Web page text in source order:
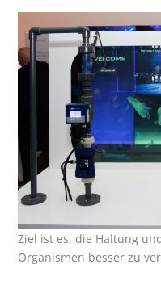
Ziel ist es, die Haltung
Organismen besser zu